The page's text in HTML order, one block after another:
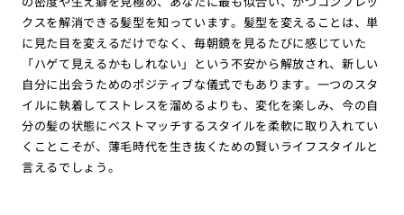
クスを解消できる髪型を知っています。髪型を変えることは、単
に見た目を変えるだけでなく、毎朝鏡を見るたびに感じていた
「ハゲて見えるかもしれない」という不安から解放され、新しい
自分に出会うためのポジティブな儀式でもあります。一つのスタ
イルに執着してストレスを溜めるよりも、変化を楽しみ、今の自
分の髪の状態にベストマッチするスタイルを柔軟に取り入れてい
くことこそが、薄毛時代を生き抜くための賢いライフスタイルと
言えるでしょう。